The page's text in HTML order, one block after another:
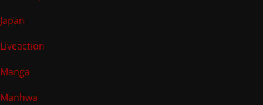
Japan
Liveaction
Manga
Manhwa